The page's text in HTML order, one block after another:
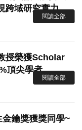
跨域研究實力
閱讀全部
授榮獲Scholar
頂尖學者
閱讀全部
鑰獎獲獎同學~